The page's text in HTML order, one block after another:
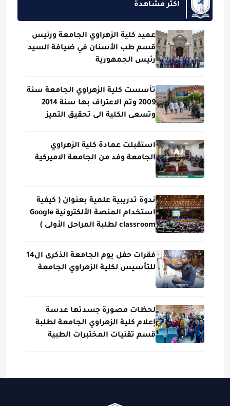
اكثر مشاهدة
عميد كلية الزهراوي الجامعة ورئيس
قسم طب الأسنان في ضيافة السيد
رئيس الجمهورية
تأسست كلية الزهراوي الجامعة سنة
2009 وتم الاعتراف بها سنة 2014
وتسعى الكلية الى تحقيق التميز
استقبلت عمادة كلية الزهراوي
الجامعة وفد من الجامعة الاميركية
ندوة تدريبية علمية بعنوان ( كيفية
استخدام المنصة الألكترونية Google
classroom لطلبة المراحل الأولى )
فقرات حفل يوم الجامعة الذكرى ال14
للتأسيس لكلية الزهراوي الجامعة
لحظات مصورة جسدتها عدسة
إعلام كلية الزهراوي الجامعة لطلبة
قسم تقنيات المختبرات الطبية